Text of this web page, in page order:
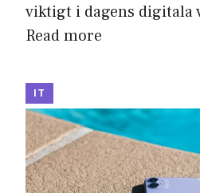
viktigt i dagens digitala
Read more
IT